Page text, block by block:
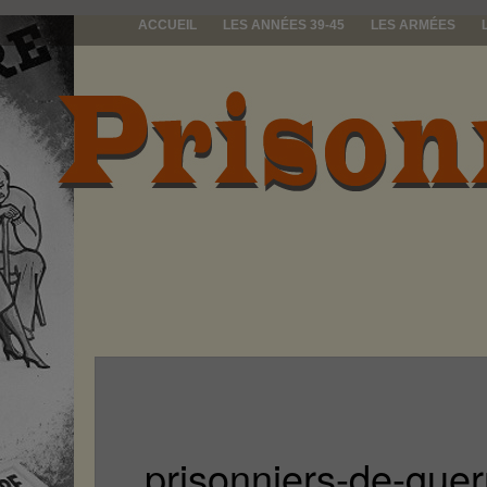
ACCUEIL LES ANNÉES 39-45 LES ARMÉES
prisonniers